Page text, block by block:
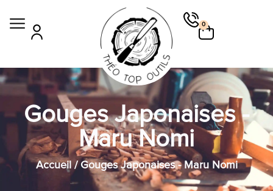
0
Gouges Japonaises -
Maru Nomi
Accueil/ Gouges Japonaises - Maru Nomi